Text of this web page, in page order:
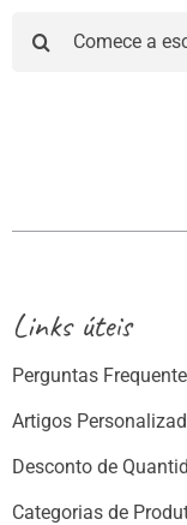
Links úteis
Perguntas
Artigos
Desconto de
Categorias de